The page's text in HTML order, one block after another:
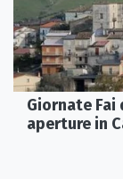
Giornate Fai
aperture in